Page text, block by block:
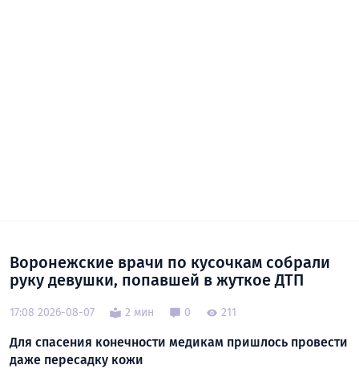
Воронежские врачи по кусочкам собрали
руку девушки, попавшей в жуткое ДТП
17:08 2026-08-07 2 мин 0 211
Для спасения конечности медикам пришлось провести
даже пересадку кожи